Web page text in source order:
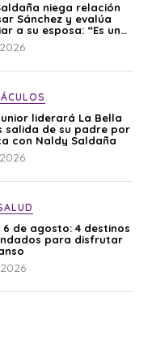
niega relación
Sánchez y evalúa
a su esposa: “Es una
liderará La Bella
salida de su padre por
con Naldy Saldaña
6 de agosto: 4 destinos
para disfrutar